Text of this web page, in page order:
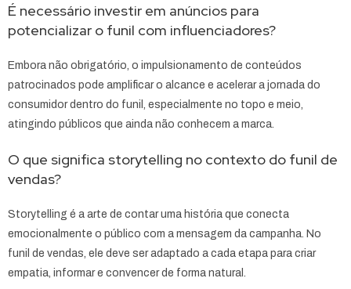
É necessário investir em anúncios para
potencializar o funil com influenciadores?
Embora não obrigatório, o impulsionamento de conteúdos
patrocinados pode amplificar o alcance e acelerar a jornada do
consumidor dentro do funil, especialmente no topo e meio,
atingindo públicos que ainda não conhecem a marca.
O que significa storytelling no contexto do funil de
vendas?
Storytelling é a arte de contar uma história que conecta
emocionalmente o público com a mensagem da campanha. No
funil de vendas, ele deve ser adaptado a cada etapa para criar
empatia, informar e convencer de forma natural.